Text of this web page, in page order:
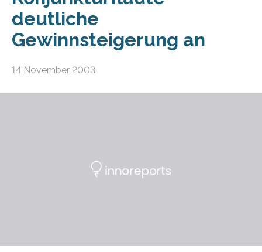
deutliche
Gewinnsteigerung an
14 November 2003